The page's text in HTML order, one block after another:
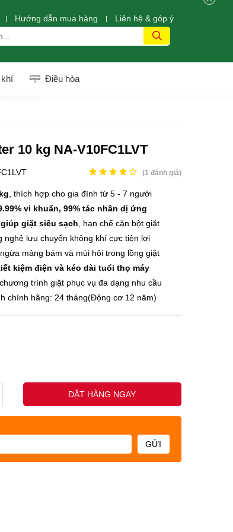
Hướng dẫn mua hàng Liên hệ & góp ý
Điều hòa
10 kg NA-V10FC1LVT
(1đánh giá)
, thích hợp cho gia đình từ 5 - 7 người
vi khuẩn, 99% tác nhân dị ứng
giặt siêu sạch , hạn chế cặn bột giặt
nghệ lưu chuyển không khí cực tiện lợi
ngừa mảng bám và mùi hôi trong lồng giặt
kiệm điện và kéo dài tuổi thọ máy
chương trình giặt phục vụ đa dạng nhu cầu
chính hãng: 24 tháng(Động cơ 12 năm)
ĐẶT HÀNG NGAY
GỬI